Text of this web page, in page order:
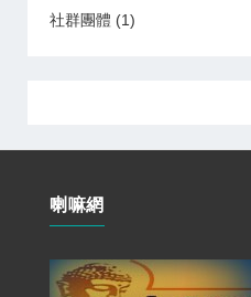
社群團體 (1)
喇嘛網